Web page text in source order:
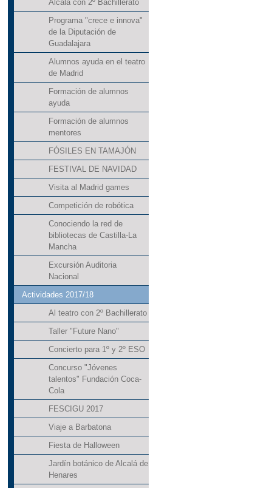
Alcalá con 2º Bachillerato
Programa "crece e innova"
de la Diputación de
Guadalajara
Alumnos ayuda en el teatro
de Madrid
Formación de alumnos
ayuda
Formación de alumnos
mentores
FÓSILES EN TAMAJÓN
FESTIVAL DE NAVIDAD
Visita al Madrid games
Competición de robótica
Conociendo la red de
bibliotecas de Castilla-La
Mancha
Excursión Auditoria
Nacional
Actividades 2017/18
Al teatro con 2º Bachillerato
Taller "Future Nano"
Concierto para 1º y 2º ESO
Concurso "Jóvenes
talentos" Fundación Coca-
Cola
FESCIGU 2017
Viaje a Barbatona
Fiesta de Halloween
Jardín botánico de Alcalá de
Henares